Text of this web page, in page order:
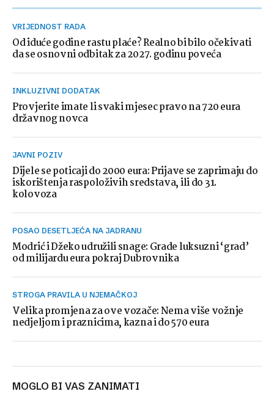
VRIJEDNOST RADA
Od iduće godine rastu plaće? Realno bi bilo očekivati
da se osnovni odbitak za 2027. godinu poveća
INKLUZIVNI DODATAK
Provjerite imate li svaki mjesec pravo na 720 eura
državnog novca
JAVNI POZIV
Dijele se poticaji do 2000 eura: Prijave se zaprimaju do
iskorištenja raspoloživih sredstava, ili do 31.
kolovoza
POSAO DESETLJEĆA NA JADRANU
Modrić i Džeko udružili snage: Grade luksuzni ‘grad’
od milijardu eura pokraj Dubrovnika
STROGA PRAVILA U NJEMAČKOJ
Velika promjena za ove vozače: Nema više vožnje
nedjeljom i praznicima, kazna i do 570 eura
MOGLO BI VAS ZANIMATI